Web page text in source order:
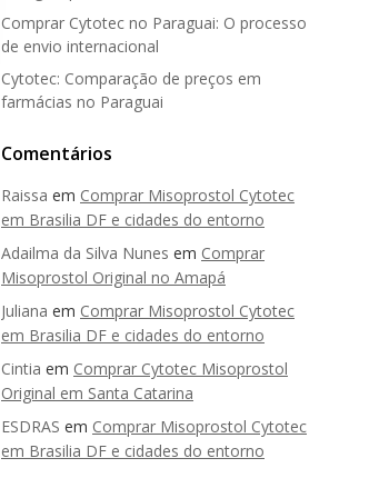
Comprar Cytotec no Paraguai: O processo
de envio internacional
Cytotec: Comparação de preços em
farmácias no Paraguai
Comentários
Raissa em Comprar Misoprostol Cytotec
em Brasilia DF e cidades do entorno
Adailma da Silva Nunes em Comprar
Misoprostol Original no Amapá
Juliana em Comprar Misoprostol Cytotec
em Brasilia DF e cidades do entorno
Cintia em Comprar Cytotec Misoprostol
Original em Santa Catarina
ESDRAS em Comprar Misoprostol Cytotec
em Brasilia DF e cidades do entorno